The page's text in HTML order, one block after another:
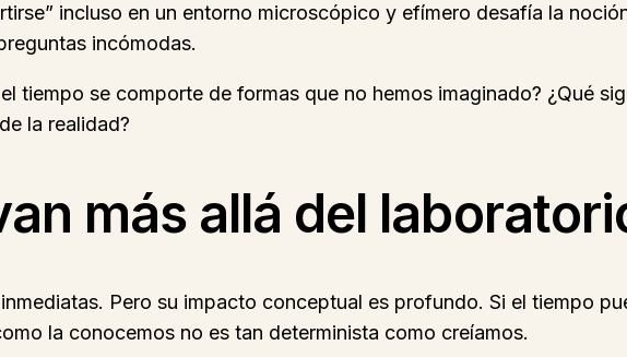
incluso en un entorno microscópico y efímero desafía la
incómodas.
tiempo se comporte de formas que no hemos imaginado? ¿Qué
la realidad?
más allá del
Pero su impacto conceptual es profundo. Si el tiempo
la conocemos no es tan determinista como creíamos.